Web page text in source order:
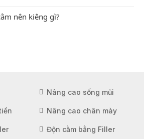
nên kiêng gì?
Nâng cao sống mũi
Nâng cao chân mày
Độn cằm bằng Filler